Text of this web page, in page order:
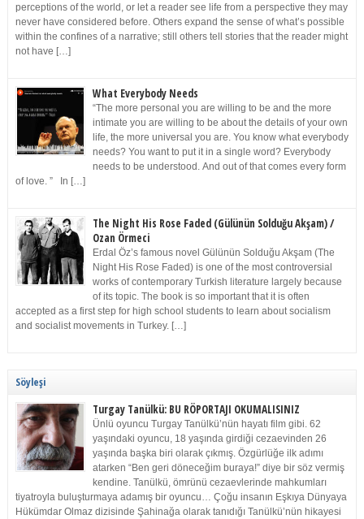
perceptions of the world, or let a reader see life from a perspective they may
never have considered before. Others expand the sense of what’s possible
within the confines of a narrative; still others tell stories that the reader might
not have […]
What Everybody Needs
“The more personal you are willing to be and the more
intimate you are willing to be about the details of your own
life, the more universal you are. You know what everybody
needs? You want to put it in a single word? Everybody
needs to be understood. And out of that comes every form
of love. ” In […]
The Night His Rose Faded (Gülünün Solduğu Akşam) /
Ozan Örmeci
Erdal Öz’s famous novel Gülünün Solduğu Akşam (The
Night His Rose Faded) is one of the most controversial
works of contemporary Turkish literature largely because
of its topic. The book is so important that it is often
accepted as a first step for high school students to learn about socialism
and socialist movements in Turkey. […]
Söyleşi
Turgay Tanülkü: BU RÖPORTAJI OKUMALISINIZ
Ünlü oyuncu Turgay Tanülkü’nün hayatı film gibi. 62
yaşındaki oyuncu, 18 yaşında girdiği cezaevinden 26
yaşında başka biri olarak çıkmış. Özgürlüğe ilk adımı
atarken “Ben geri döneceğim buraya!” diye bir söz vermiş
kendine. Tanülkü, ömrünü cezaevlerinde mahkumları
tiyatroyla buluşturmaya adamış bir oyuncu… Çoğu insanın Eşkıya Dünyaya
Hükümdar Olmaz dizisinde Şahinağa olarak tanıdığı Tanülkü’nün hikayesi